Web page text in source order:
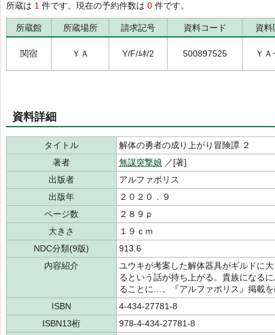
所蔵は 1 件です。現在の予約件数は 0 件です。
所蔵館 所蔵場所 請求記号 資料コード 資料
関宿 ＹＡ Y/F/ﾑﾎ/2 500897525 Ｙ
資料詳細
タイトル
解体の勇者の成り上がり冒険譚 ２
著者
無謀突撃娘 ／[著]
出版者
アルファポリス
出版年
２０２０．９
ページ数
２８９ｐ
大きさ
１９ｃｍ
NDC分類(9版)
913.6
内容紹介
ユウキが考案した解体器具がギルドに
るという話が持ち上がる。貴族になる
ることに…。『アルファポリス』掲載
ISBN
4-434-27781-8
ISBN13桁
978-4-434-27781-8